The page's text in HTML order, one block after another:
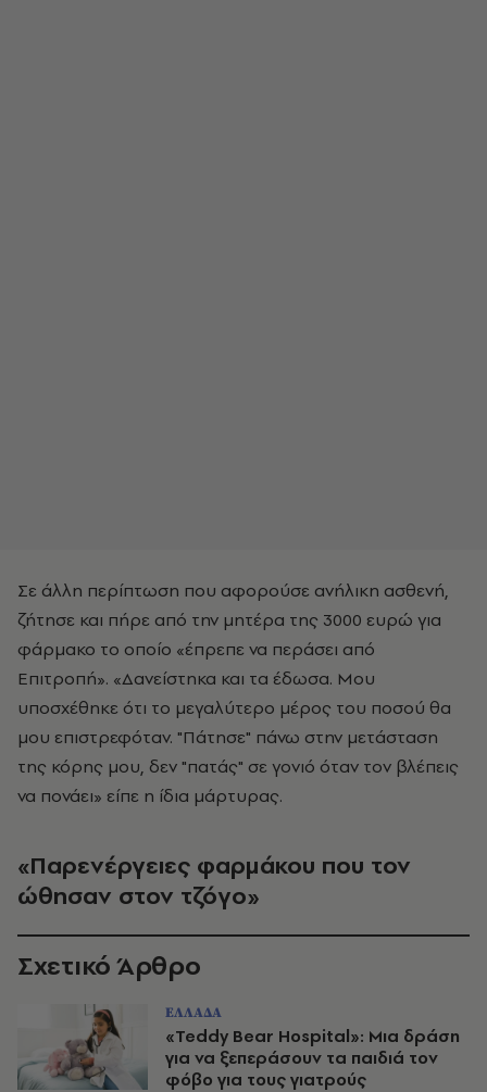
Σε άλλη περίπτωση που αφορούσε ανήλικη ασθενή,
ζήτησε και πήρε από την μητέρα της 3000 ευρώ για
φάρμακο το οποίο «έπρεπε να περάσει από
Επιτροπή». «Δανείστηκα και τα έδωσα. Μου
υποσχέθηκε ότι το μεγαλύτερο μέρος του ποσού θα
μου επιστρεφόταν. "Πάτησε" πάνω στην μετάσταση
της κόρης μου, δεν "πατάς" σε γονιό όταν τον βλέπεις
να πονάει» είπε η ίδια μάρτυρας.
«Παρενέργειες φαρμάκου που τον
ώθησαν στον τζόγο»
Σχετικό Άρθρο
ΕΛΛΑΔΑ
«Teddy Bear Hospital»: Μια δράση
για να ξεπεράσουν τα παιδιά τον
φόβο για τους γιατρούς